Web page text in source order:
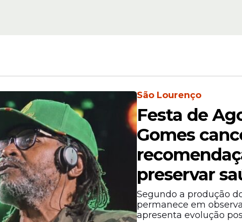
Sala Lilás foi estruturada para oferecer atendimento
escuta qualificada, orientação e
São Lourenço
Festa de
Gomes
preservar
Segundo a produção
permanece em
apresenta evolução